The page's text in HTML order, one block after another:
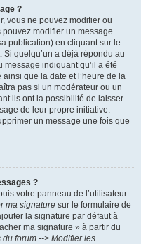
?
vous ne pouvez modifier ou
modifier un message
publication) en cliquant sur le
quelqu’un a déjà répondu au
message indiquant qu’il a été
que la date et l’heure de la
pas si un modérateur ou un
ils ont la possibilité de laisser
de leur propre initiative.
un message une fois que
?
votre panneau de l’utilisateur.
ma signature sur le formulaire de
la signature par défaut à
ma signature » à partir du
du forum --> Modifier les